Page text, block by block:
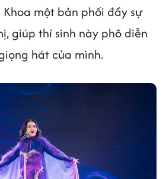
Khoa một bản phối đầy sự
giúp thí sinh này phô diễn
hát của mình.